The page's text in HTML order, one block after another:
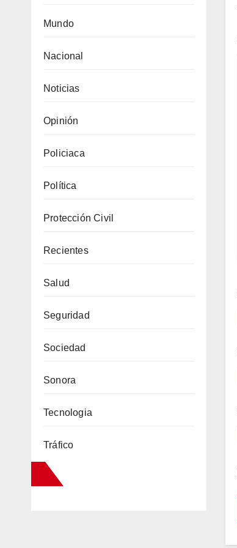
Mundo
Nacional
Noticias
Opinión
Policiaca
Política
Protección Civil
Recientes
Salud
Seguridad
Sociedad
Sonora
Tecnologia
Tráfico